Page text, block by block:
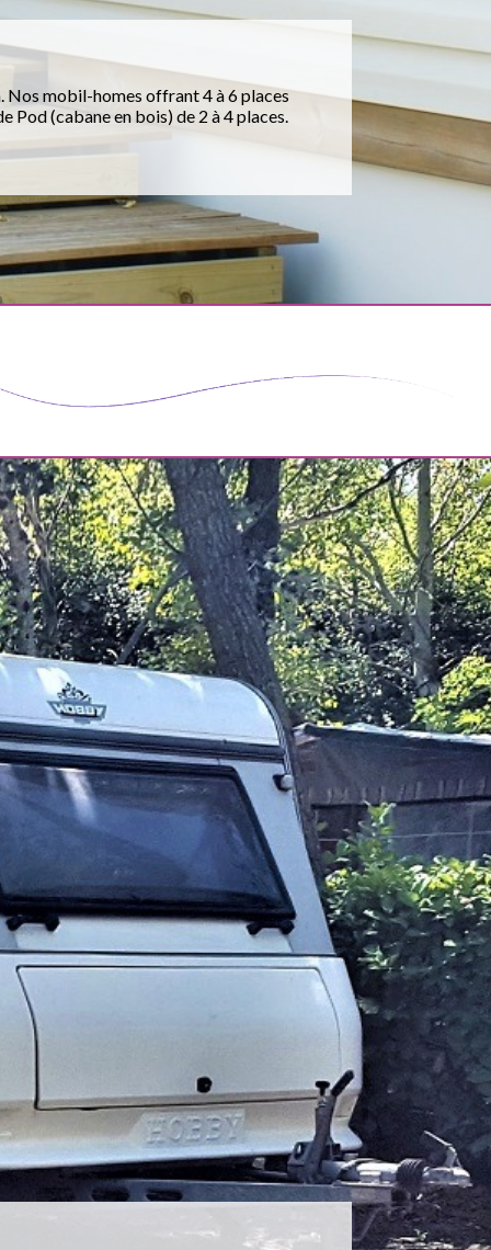
Nos mobil-homes offrant 4 à 6 places
Pod (cabane en bois) de 2 à 4 places.